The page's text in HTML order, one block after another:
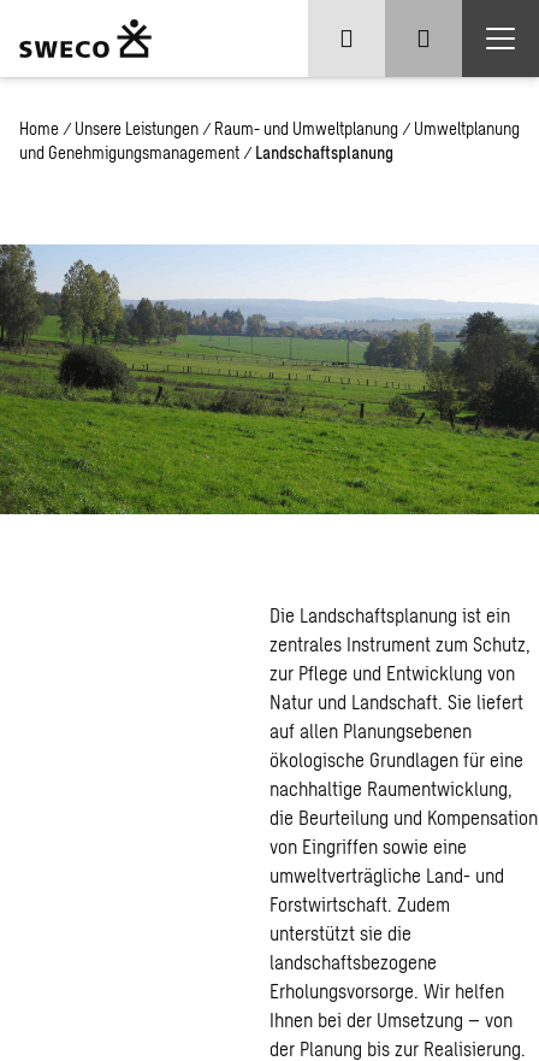
Home / Unsere Leistungen / Raum- und Umweltplanung / Umweltplanung
und Genehmigungsmanagement / Landschaftsplanung
Die Landschaftsplanung ist ein
zentrales Instrument zum Schutz,
zur Pflege und Entwicklung von
Natur und Landschaft. Sie liefert
auf allen Planungsebenen
ökologische Grundlagen für eine
nachhaltige Raumentwicklung,
die Beurteilung und Kompensation
von Eingriffen sowie eine
umweltverträgliche Land- und
Forstwirtschaft. Zudem
unterstützt sie die
landschaftsbezogene
Erholungsvorsorge. Wir helfen
Ihnen bei der Umsetzung – von
der Planung bis zur Realisierung.